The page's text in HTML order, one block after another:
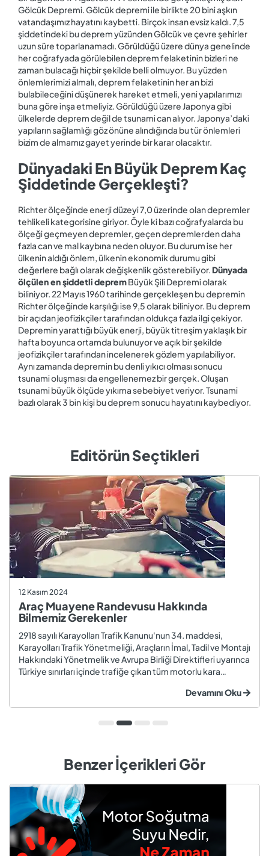
Gölcük Depremi. Gölcük depremi ile birlikte 20 bini aşkın
vatandaşımız hayatını kaybetti. Birçok insan evsiz kaldı. 7,5
şiddetindeki bu deprem yüzünden Gölcük ve çevre şehirler
uzun süre toparlanamadı. Görüldüğü üzere dünya genelinde
her coğrafyada görülebilen deprem felaketinin bizleri ne
zaman bulacağı hiçbir şekilde belli olmuyor. Bu yüzden
önlemlerimizi almalı, deprem felaketinin her an bizi
bulabileceğini düşünerek hareket etmeli, yeni yapılarımızı
buna göre inşa etmeliyiz. Görüldüğü üzere Japonya gibi
ülkelerde deprem değil de tsunami can alıyor. Japonya’daki
yapıların sağlamlığı göz önüne alındığında bu tür önlemleri
bizim de almamız gayet yerinde bir karar olacaktır.
Dünyadaki En Büyük Deprem Kaç
Şiddetinde Gerçekleşti?
Richter ölçeğinde enerji düzeyi 7,0 üzerinde olan depremler
tehlikeli kategorisine giriyor. Öyle ki bazı coğrafyalarda bu
ölçeği geçmeyen depremler, geçen depremlerden daha
fazla can ve mal kaybına neden oluyor. Bu durum ise her
ülkenin aldığı önlem, ülkenin ekonomik durumu gibi
değerlere bağlı olarak değişkenlik gösterebiliyor. Dünyada
ölçülen en şiddetli depremBüyük Şili Depremi olarak
biliniyor. 22 Mayıs 1960 tarihinde gerçekleşen bu depremin
Richter ölçeğinde karşılığı ise 9,5 olarak biliniyor. Bu deprem
bir açıdan jeofizikçiler tarafından oldukça fazla ilgi çekiyor.
Depremin yarattığı büyük enerji, büyük titreşim yaklaşık bir
hafta boyunca ortamda bulunuyor ve açık bir şekilde
jeofizikçiler tarafından incelenerek gözlem yapılabiliyor.
Aynı zamanda depremin bu denli yıkıcı olması sonucu
tsunami oluşması da engellenemez bir gerçek. Oluşan
tsunami büyük ölçüde yıkıma sebebiyet veriyor. Tsunami
bazlı olarak 3 bin kişi bu deprem sonucu hayatını kaybediyor.
Editörün Seçtikleri
12 Kasım 2024
Araç Muayene Randevusu Hakkında
Bilmemiz Gerekenler
2918 sayılı Karayolları Trafik Kanunu'nun 34. maddesi,
Karayolları Trafik Yönetmeliği, Araçların İmal, Tadil ve Montajı
Hakkındaki Yönetmelik ve Avrupa Birliği Direktifleri uyarınca
Türkiye sınırları içinde trafiğe çıkan tüm motorlu kara
zorundadır. Araç muayenesi; otomobil, motosiklet,
kamyon, kamyo...
Devamını Oku
Benzer İçerikleri Gör